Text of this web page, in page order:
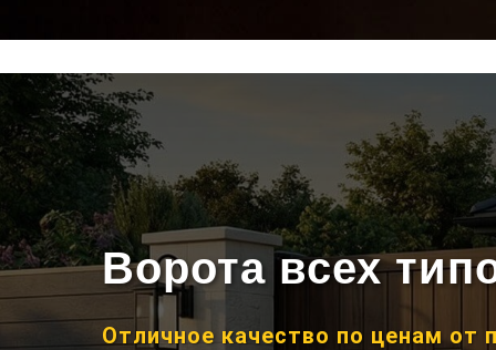
Ворота всех
Отличное качество по ценам от